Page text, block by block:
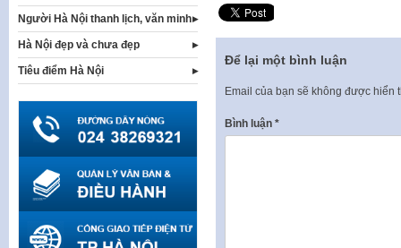
Để lại một bình luận
Email của bạn sẽ không được hiển
Bình luận *
Người Hà Nội thanh lịch, văn minh
Hà Nội đẹp và chưa đẹp
Tiêu điểm Hà Nội